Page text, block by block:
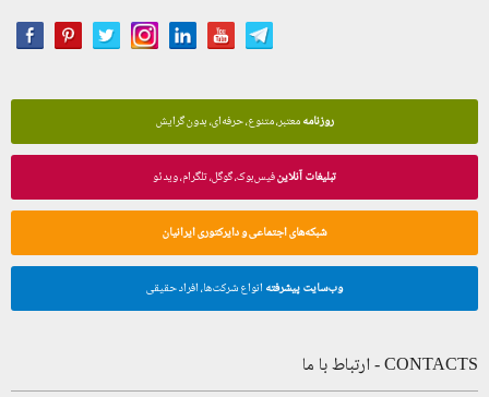
روزنامهمعتبر، متنوع، حرفه‌ای، بدون گرایش
تبلیغات آنلاینفیس‌بوک، گوگل، تلگرام، ویدئو
شبکه‌های اجتماعی و دایرکتوری ایرانیان
وب‌سایت پیشرفته انواع شرکت‌ها، افراد حقیقی
CONTACTS - ارتباط با ما